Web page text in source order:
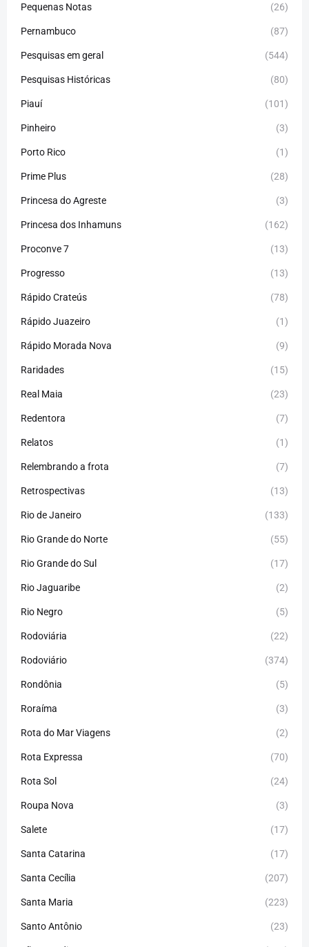
Pequenas Notas (26)
Pernambuco (87)
Pesquisas em geral (544)
Pesquisas Históricas (80)
Piauí (101)
Pinheiro (3)
Porto Rico (1)
Prime Plus (28)
Princesa do Agreste (3)
Princesa dos Inhamuns (162)
Proconve 7 (13)
Progresso (13)
Rápido Crateús (78)
Rápido Juazeiro (1)
Rápido Morada Nova (9)
Raridades (15)
Real Maia (23)
Redentora (7)
Relatos (1)
Relembrando a frota (7)
Retrospectivas (13)
Rio de Janeiro (133)
Rio Grande do Norte (55)
Rio Grande do Sul (17)
Rio Jaguaribe (2)
Rio Negro (5)
Rodoviária (22)
Rodoviário (374)
Rondônia (5)
Roraíma (3)
Rota do Mar Viagens (2)
Rota Expressa (70)
Rota Sol (24)
Roupa Nova (3)
Salete (17)
Santa Catarina (17)
Santa Cecília (207)
Santa Maria (223)
Santo Antônio (23)